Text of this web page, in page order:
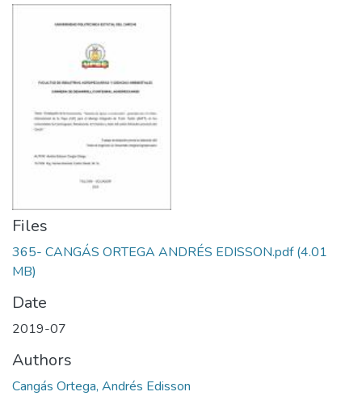
Files
365- CANGÁS ORTEGA ANDRÉS EDISSON.pdf(4.01
MB)
Date
2019-07
Authors
Cangás Ortega, Andrés Edisson